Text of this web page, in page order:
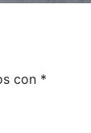
con *